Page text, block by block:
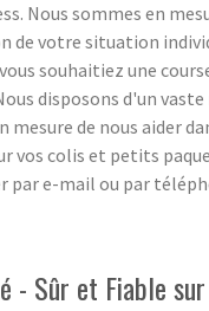
Nous sommes en
votre situation
souhaitiez une
disposons d'un
de nous aider
vos colis et petits
e-mail ou par
- Sûr et Fiable